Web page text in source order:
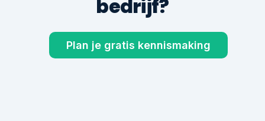
bedrijf?
Plan je gratis kennismaking